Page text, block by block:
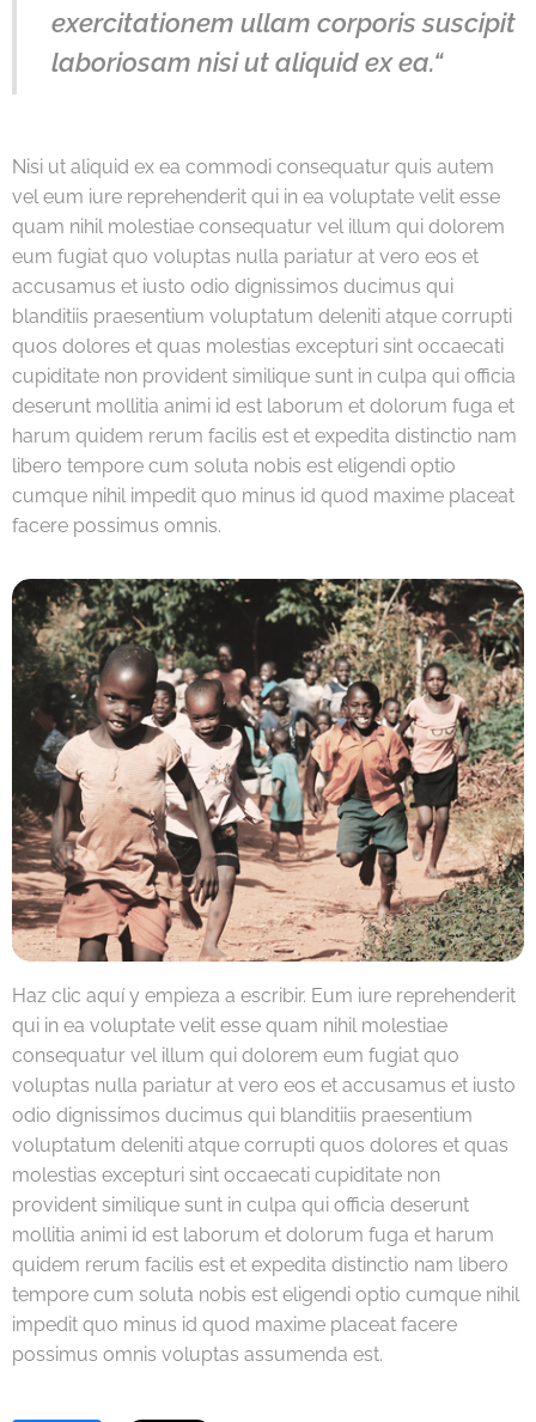
exercitationem ullam corporis suscipit
laboriosam nisi ut aliquid ex ea.“
Nisi ut aliquid ex ea commodi consequatur quis autem
vel eum iure reprehenderit qui in ea voluptate velit esse
quam nihil molestiae consequatur vel illum qui dolorem
eum fugiat quo voluptas nulla pariatur at vero eos et
accusamus et iusto odio dignissimos ducimus qui
blanditiis praesentium voluptatum deleniti atque corrupti
quos dolores et quas molestias excepturi sint occaecati
cupiditate non provident similique sunt in culpa qui officia
deserunt mollitia animi id est laborum et dolorum fuga et
harum quidem rerum facilis est et expedita distinctio nam
libero tempore cum soluta nobis est eligendi optio
cumque nihil impedit quo minus id quod maxime placeat
facere possimus omnis.
Haz clic aquí y empieza a escribir. Eum iure reprehenderit
qui in ea voluptate velit esse quam nihil molestiae
consequatur vel illum qui dolorem eum fugiat quo
voluptas nulla pariatur at vero eos et accusamus et iusto
odio dignissimos ducimus qui blanditiis praesentium
voluptatum deleniti atque corrupti quos dolores et quas
molestias excepturi sint occaecati cupiditate non
provident similique sunt in culpa qui officia deserunt
mollitia animi id est laborum et dolorum fuga et harum
quidem rerum facilis est et expedita distinctio nam libero
tempore cum soluta nobis est eligendi optio cumque nihil
impedit quo minus id quod maxime placeat facere
possimus omnis voluptas assumenda est.